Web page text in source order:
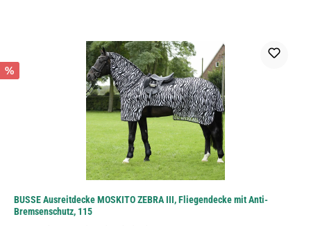
%
BUSSE Ausreitdecke MOSKITO ZEBRA III, Fliegendecke mit Anti-
Bremsenschutz, 115